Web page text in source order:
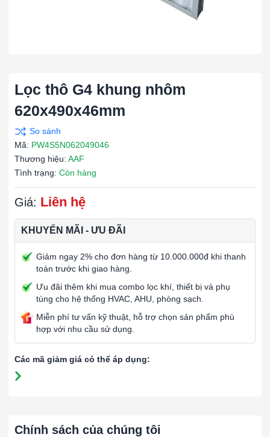
Chính sách của chúng tôi
Lọc thô G4 khung nhôm
620x490x46mm
Mã: PW4S5N062049046
Thương hiệu: AAF
Tình trạng: Còn hàng
Giá: Liên hệ
KHUYẾN MÃI - ƯU ĐÃI
Giảm ngay 2% cho đơn hàng từ 10.000.000đ khi thanh
toán trước khi giao hàng.
Ưu đãi thêm khi mua combo lọc khí, thiết bị và phụ
tùng cho hệ thống HVAC, AHU, phòng sạch.
Miễn phí tư vấn kỹ thuật, hỗ trợ chọn sản phẩm phù
hợp với nhu cầu sử dụng.
Các mã giảm giá có thể áp dụng: